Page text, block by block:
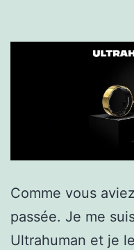
Comme vous
passée. Je me
Ultrahuman et je